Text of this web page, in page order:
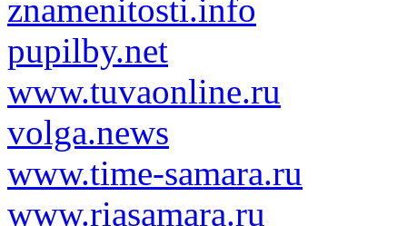
znamenitosti.info
pupilby.net
www.tuvaonline.ru
volga.news
www.time-samara.ru
www.riasamara.ru